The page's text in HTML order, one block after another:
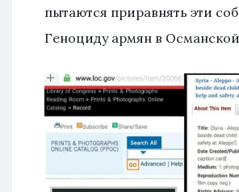
пытаются приравнять эти
Геноциду армян в